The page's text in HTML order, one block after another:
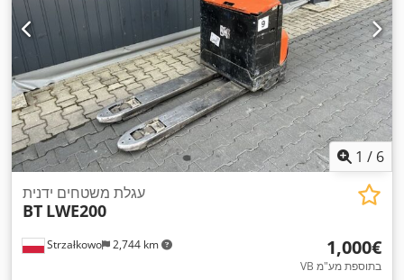
1 / 6
Strzałkowo 2,744 km
עגלת משטחים ידנית
BT LWE200
‏1,000 ‏€
VB בתוספת מע"מ